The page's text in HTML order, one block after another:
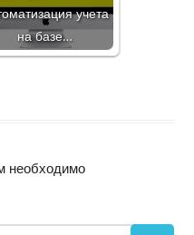
учета
на базе…
необходимо